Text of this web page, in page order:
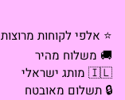
⭐ אלפי לקוחות מרוצות
🚚 משלוח מהיר
🇮🇱 מותג ישראלי
🔒 תשלום מאובטח